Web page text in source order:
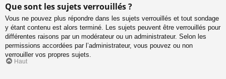
Que sont les sujets verrouillés ?
Vous ne pouvez plus répondre dans les sujets verrouillés et tout sondage
y étant contenu est alors terminé. Les sujets peuvent être verrouillés pour
différentes raisons par un modérateur ou un administrateur. Selon les
permissions accordées par l’administrateur, vous pouvez ou non
verrouiller vos propres sujets.
Haut